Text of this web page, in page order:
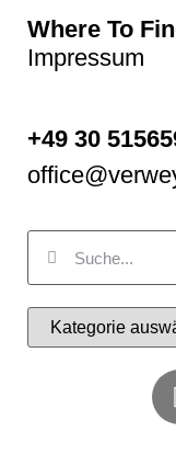
Where To
Impressum
+49 30